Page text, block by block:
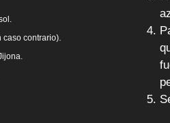
caso contrario).